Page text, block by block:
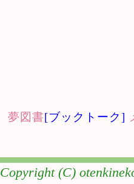
夢図書[ブックトーク]
Copyright (C)